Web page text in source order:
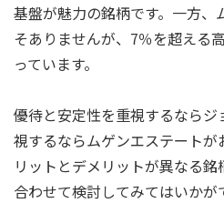
基盤が魅力の銘柄です。一方、
そありませんが、7％を超える
っています。
優待と安定性を重視するなら
視するならムゲンエステートが
リットとデメリットが異なる
合わせて検討してみてはいかが